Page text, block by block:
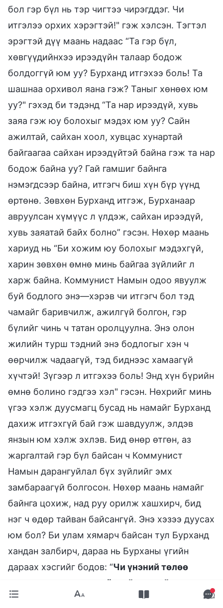
бол гэр бүл нь тэр чигтээ чирэгддэг. Чи
итгэлээ орхих хэрэгтэй!" гэж хэлсэн. Тэгтэл
эрэгтэй дүү маань надаас “Та гэр бүл,
хөвгүүдийнхээ ирээдүйн талаар бодож
болдоггүй юм уу? Бурханд итгэхээ боль! Та
шашнаа орхивол яана гэж? Таныг хөнөөх юм
уу?" гэхэд би тэдэнд “Та нар ирээдүй, хувь
заяа гэж юу болохыг мэдэх юм уу? Сайн
ажилтай, сайхан хоол, хувцас хунартай
байгаагаа сайхан ирээдүйтэй байна гэж та нар
бодож байна уу? Гай гамшиг байнга
нэмэгдсээр байна, итгэгч биш хүн бүр үүнд
өртөнө. Зөвхөн Бурханд итгэж, Бурханаар
авруулсан хүмүүс л үлдэж, сайхан ирээдүй,
хувь заяатай байх болно” гэсэн. Нөхөр маань
хариуд нь “Би хожим юу болохыг мэдэхгүй,
харин зөвхөн өмнө минь байгаа зүйлийг л
харж байна. Коммунист Намын одоо явуулж
буй бодлого энэ—хэрэв чи итгэгч бол тэд
чамайг баривчилж, ажилгүй болгон, гэр
бүлийг чинь ч татан оролцуулна. Энэ олон
жилийн турш тэдний энэ бодлогыг хэн ч
өөрчилж чадаагүй, тэд биднээс хамаагүй
хүчтэй! Зүгээр л итгэхээ боль! Энд хүн бүрийн
өмнө болино гэдгээ хэл" гэсэн. Нөхрийг минь
үгээ хэлж дуусмагц бусад нь намайг Бурханд
дахиж итгэхгүй бай гэж шавдуулж, элдэв
янзын юм хэлж эхлэв. Бид өнөр өтгөн, аз
жаргалтай гэр бүл байсан ч Коммунист
Намын дарангуйлал бүх зүйлийг эмх
замбараагүй болгосон. Нөхөр маань намайг
байнга цохиж, над руу орилж хашхирч, бид
нэг ч өдөр тайван байсангүй. Энэ хэзээ дуусах
юм бол? Би улам хямарч байсан тул Бурханд
хандан залбирч, дараа нь Бурханы үгийн
дараах хэсгийг бодов: “Чи үнэний төлөө
зовлон зүдүүр туулах ёстой, үнэний төлөө
өөрийгөө зориулах ёстой, үнэний төлөө